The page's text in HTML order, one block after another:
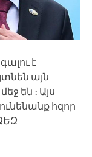
է
այն
են ։ Այս
հզոր